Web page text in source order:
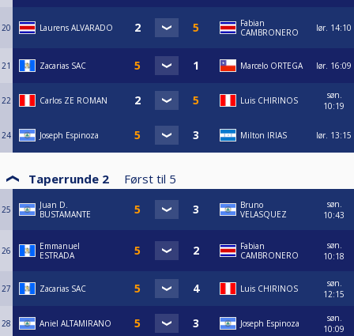
20 Laurens ALVARADO
Fabian
CAMBRONERO
lør. 14:10
21 Zacarias SAC Marcelo ORTEGA lør. 16:09
22 Carlos ZE ROMAN Luis CHIRINOS
søn.
10:19
24 Joseph Espinoza Milton IRIAS lør. 13:15
Taperrunde 2 Først til 5
25
Juan D.
BUSTAMANTE
Bruno
VELASQUEZ
søn.
10:43
26
Emmanuel
ESTRADA
Fabian
CAMBRONERO
søn.
10:18
27 Zacarias SAC Luis CHIRINOS
søn.
12:15
28 Aniel ALTAMIRANO Joseph Espinoza
søn.
10:09